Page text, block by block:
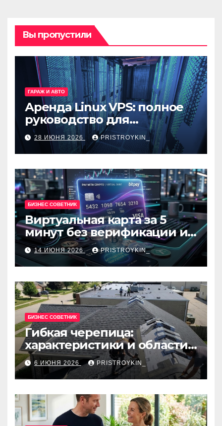
Вы пропустили
ГАРАЖ И АВТО
Аренда Linux VPS: полное
руководство для
разработчиков и
администраторов
28 ИЮНЯ 2026 PRISTROYKIN_
БИЗНЕС СОВЕТНИК
Виртуальная карта за 5
минут без верификации и
банков с пополнением в
USDT
14 ИЮНЯ 2026 PRISTROYKIN_
БИЗНЕС СОВЕТНИК
Гибкая черепица:
характеристики и области
применения
6 ИЮНЯ 2026 PRISTROYKIN_